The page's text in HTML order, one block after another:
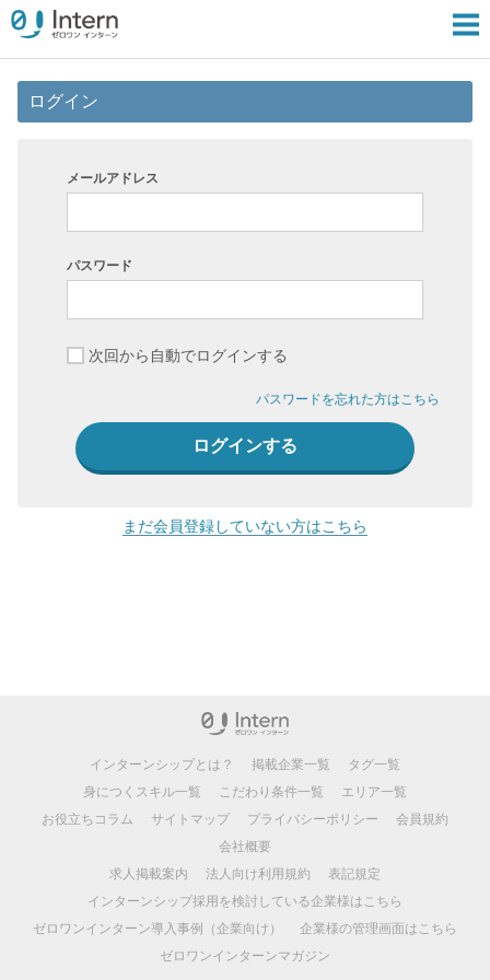
ログイン
メールアドレス
パスワード
次回から自動でログインする
パスワードを忘れた方はこちら
まだ会員登録していない方はこちら
インターンシップとは？ 掲載企業一覧
タグ一覧
身につくスキル一覧
こだわり条件一覧
エリア一覧
お役立ちコラム
サイトマップ プライバシーポリシー
会員規約
会社概要
求人掲載案内
法人向け利用規約
表記規定
インターンシップ採用を検討している企業様はこちら
ゼロワンインターン導入事例（企業向け）
企業様の管理画面はこちら
ゼロワンインターンマガジン